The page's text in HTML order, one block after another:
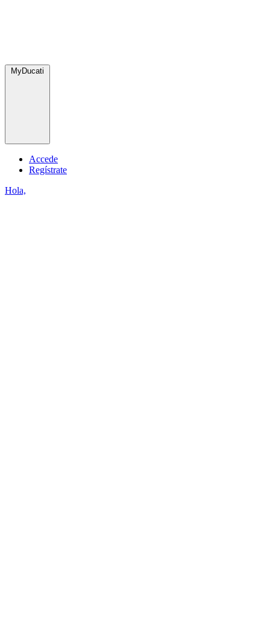
MyDucati
Accede
Regístrate
Hola,